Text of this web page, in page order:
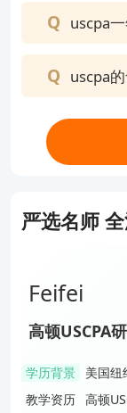
uscpa
uscpa
严选名师
Feifei
高顿USCPA
学历背景
美国纽
会计本
教学资历 高顿
Zhou
高顿
学历背景 管
教学资历 南
Jin
高顿
学历背景
教学资历
学
教